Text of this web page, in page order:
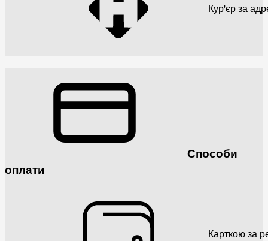
Кур'єр за
Способи
оплати
Карткою за